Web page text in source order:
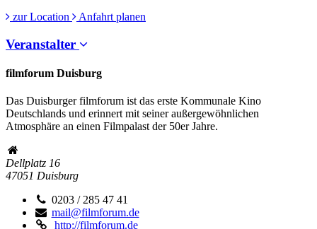
zur Location
Anfahrt planen
Veranstalter
filmforum Duisburg
Das Duisburger filmforum ist das erste Kommunale Kino
Deutschlands und erinnert mit seiner außergewöhnlichen
Atmosphäre an einen Filmpalast der 50er Jahre.
Dellplatz 16
47051 Duisburg
0203 / 285 47 41
mail@filmforum.de
http://filmforum.de